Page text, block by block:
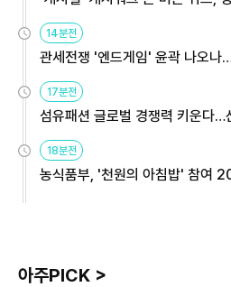
14분전
관세전쟁 '엔드게임' 윤곽 나오나
17분전
섬유패션 글로벌 경쟁력 키운다
18분전
농식품부, '천원의 아침밥' 참여
아주PICK >